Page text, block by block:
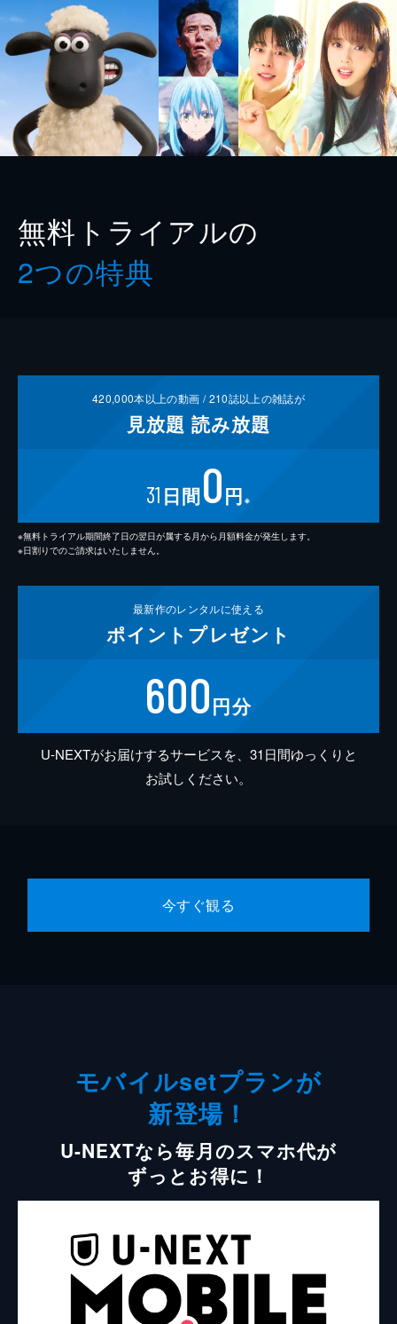
無料トライアルの
2つの特典
420,000本以上の動画 /210誌以上の雑誌が
見放題 読み放題
31 日間0円 ※
※無料トライアル期間終了日の翌日が属する月から月額料金が発生します。
※日割りでのご請求はいたしません。
最新作のレンタルに使える
ポイント プレゼント
600円分
U-NEXTがお届けするサービスを、31日間ゆっくりと
お試しください。
今すぐ観る
モバイルsetプランが
新登場！
U-NEXTなら毎月のスマホ代が
ずっとお得に！